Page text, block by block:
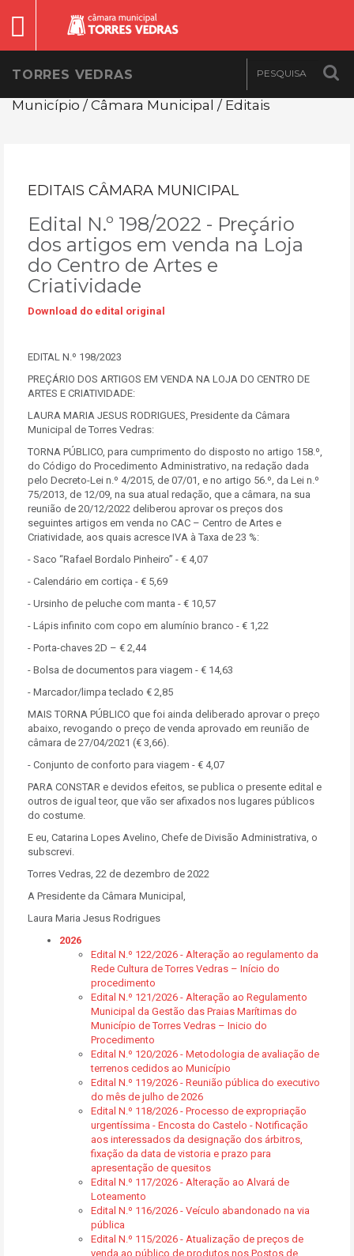
TORRES VEDRAS
Município / Câmara Municipal / Editais
EDITAIS CÂMARA MUNICIPAL
Edital N.º 198/2022 - Preçário
dos artigos em venda na Loja
do Centro de Artes e
Criatividade
Download do edital original
EDITAL N.º 198/2023
PREÇÁRIO DOS ARTIGOS EM VENDA NA LOJA DO CENTRO DE
ARTES E CRIATIVIDADE:
LAURA MARIA JESUS RODRIGUES, Presidente da Câmara
Municipal de Torres Vedras:
TORNA PÚBLICO, para cumprimento do disposto no artigo 158.º,
do Código do Procedimento Administrativo, na redação dada
pelo Decreto-Lei n.º 4/2015, de 07/01, e no artigo 56.º, da Lei n.º
75/2013, de 12/09, na sua atual redação, que a câmara, na sua
reunião de 20/12/2022 deliberou aprovar os preços dos
seguintes artigos em venda no CAC – Centro de Artes e
Criatividade, aos quais acresce IVA à Taxa de 23 %:
- Saco “Rafael Bordalo Pinheiro” - € 4,07
- Calendário em cortiça - € 5,69
- Ursinho de peluche com manta - € 10,57
- Lápis infinito com copo em alumínio branco - € 1,22
- Porta-chaves 2D – € 2,44
- Bolsa de documentos para viagem - € 14,63
- Marcador/limpa teclado € 2,85
MAIS TORNA PÚBLICO que foi ainda deliberado aprovar o preço
abaixo, revogando o preço de venda aprovado em reunião de
câmara de 27/04/2021 (€ 3,66).
- Conjunto de conforto para viagem - € 4,07
PARA CONSTAR e devidos efeitos, se publica o presente edital e
outros de igual teor, que vão ser afixados nos lugares públicos
do costume.
E eu, Catarina Lopes Avelino, Chefe de Divisão Administrativa, o
subscrevi.
Torres Vedras, 22 de dezembro de 2022
A Presidente da Câmara Municipal,
Laura Maria Jesus Rodrigues
2026
Edital N.º 122/2026 - Alteração ao regulamento da
Rede Cultura de Torres Vedras – Início do
procedimento
Edital N.º 121/2026 - Alteração ao Regulamento
Municipal da Gestão das Praias Marítimas do
Município de Torres Vedras – Inicio do
Procedimento
Edital N.º 120/2026 - Metodologia de avaliação de
terrenos cedidos ao Município
Edital N.º 119/2026 - Reunião pública do executivo
do mês de julho de 2026
Edital N.º 118/2026 - Processo de expropriação
urgentíssima - Encosta do Castelo - Notificação
aos interessados da designação dos árbitros,
fixação da data de vistoria e prazo para
apresentação de quesitos
Edital N.º 117/2026 - Alteração ao Alvará de
Loteamento
Edital N.º 116/2026 - Veículo abandonado na via
pública
Edital N.º 115/2026 - Atualização de preços de
venda ao público de produtos nos Postos de